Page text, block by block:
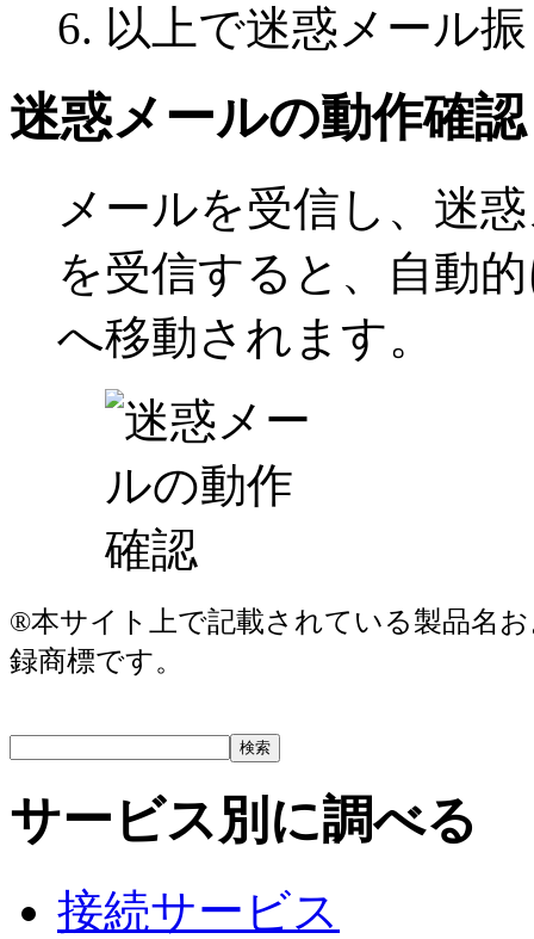
以上で迷惑メール
迷惑メールの動作確認
メールを受信し、迷
を受信すると、自動
へ移動されます。
®本サイト上で記載されている製品名
録商標です。
サービス別に調べる
接続サービス